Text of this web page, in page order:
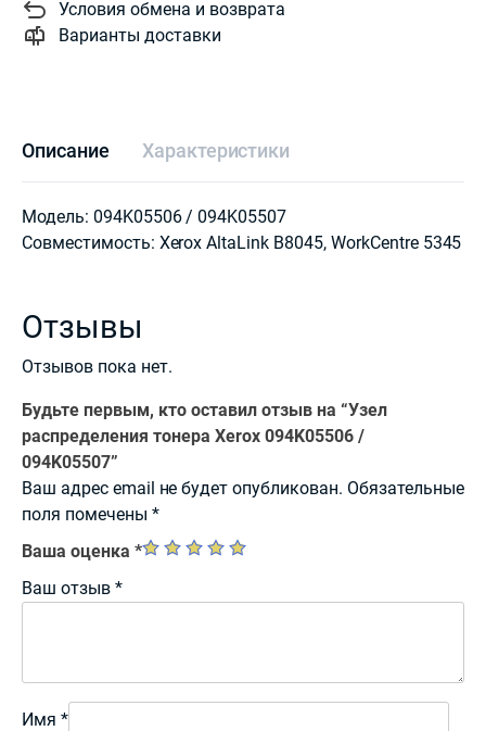
Условия обмена и возврата
Варианты доставки
Описание Характеристики
Модель: 094K05506 / 094K05507
Совместимость: Xerox AltaLink B8045, WorkCentre 5345
Отзывы
Отзывов пока нет.
Будьте первым, кто оставил отзыв на “Узел
распределения тонера Xerox 094K05506 /
094K05507”
Ваш адрес email не будет опубликован. Обязательные
поля помечены *
Ваша оценка *
Ваш отзыв *
Имя *